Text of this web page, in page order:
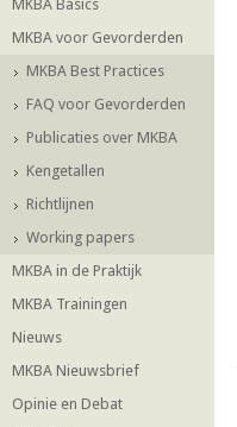
MKBA Basics
MKBA voor Gevorderden
MKBA Best Practices
FAQ voor Gevorderden
Publicaties over MKBA
Kengetallen
Richtlijnen
Working papers
MKBA in de Praktijk
MKBA Trainingen
Nieuws
MKBA Nieuwsbrief
Opinie en Debat